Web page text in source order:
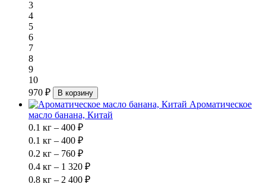
3
4
5
6
7
8
9
10
970 ₽
В корзину
Ароматическое
масло банана, Китай
0.1 кг – 400 ₽
0.1 кг – 400 ₽
0.2 кг – 760 ₽
0.4 кг – 1 320 ₽
0.8 кг – 2 400 ₽